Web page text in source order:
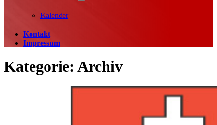
Kalender
Kontakt
Impressum
Kategorie: Archiv